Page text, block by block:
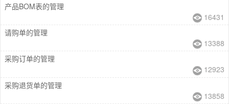
产品BOM表的管理
16431
请购单的管理
13388
采购订单的管理
12923
采购退货单的管理
13858